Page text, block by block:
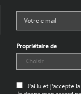
Propriétaire de
J'ai lu et j'accepte